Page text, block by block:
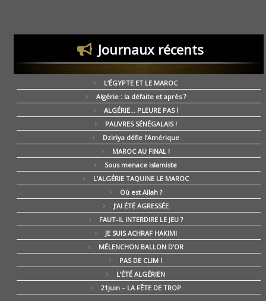
Journaux récents
L’ÉGYPTE ET LE MAROC
Algérie : la défaite et après ?
ALGÉRIE… PLEURE PAS !
PAUVRES SÉNÉGALAIS !
Dziriya défie l’Amérique
MAROC AU FINAL !
Sous menace islamiste
L’ALGÉRIE TAQUINE LE MAROC
Où est Allah ?
J’AI ÉTÉ AGRESSÉE
FAUT-IL INTERDIRE LE JEU ?
JE SUIS ACHRAF HAKIMI
MÉLENCHON BALLON D’OR
PAS DE CLIM !
L’ÉTÉ ALGÉRIEN
21juin – LA FÊTE DE TROP